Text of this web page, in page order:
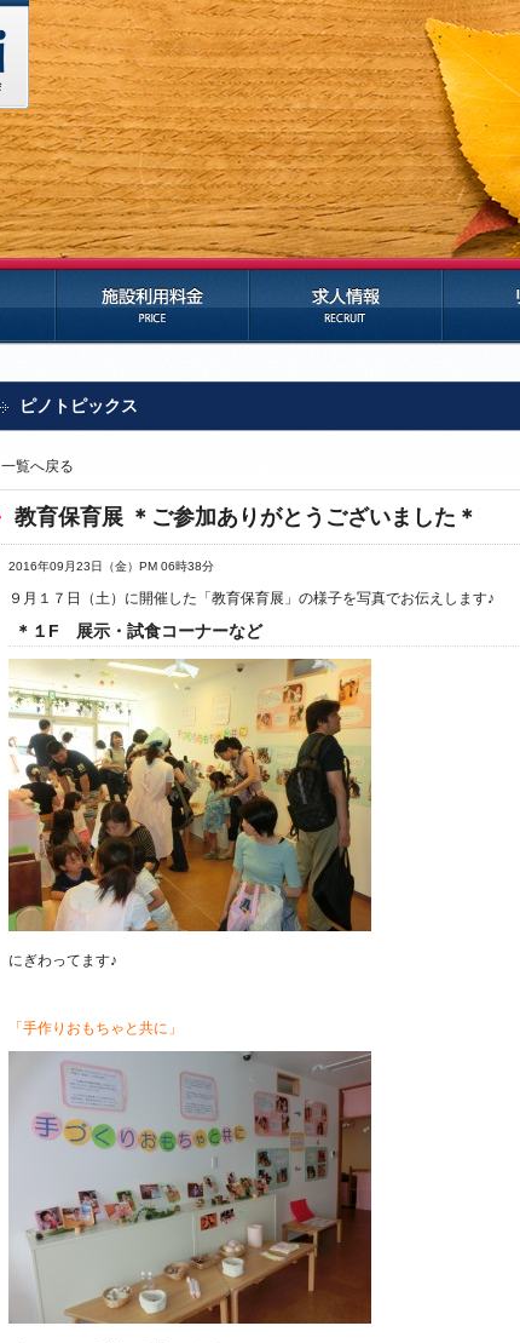
ピノトピックス
一覧へ戻る
教育保育展 ＊ご参加ありがとうございました＊
2016年09月23日（金）PM 06時38分
９月１７日（土）に開催した「教育保育展」の様子を写真でお伝えします♪
＊１F 展示・試食コーナーなど
にぎわってます♪
「手作りおもちゃと共に」